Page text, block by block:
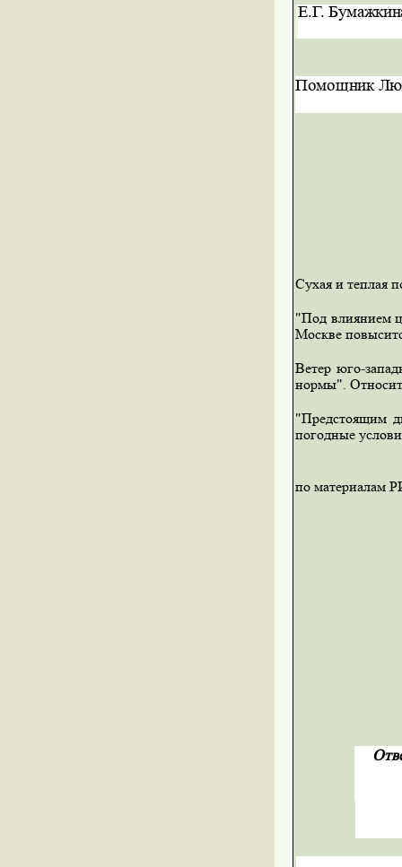
Е.Г.
Помощник
Сухая и теплая
"Под влиянием
Москве
Ветер юго-
нормы".
"Предстоящим
погодные
по материалам